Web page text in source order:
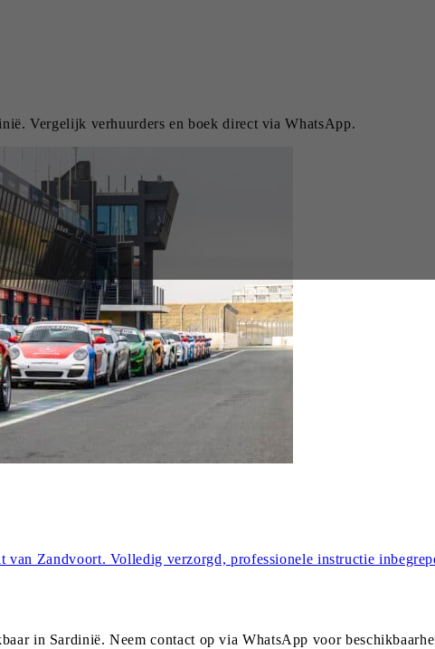
. Vergelijk verhuurders en boek direct via WhatsApp.
Zandvoort. Volledig verzorgd, professionele instructie
in Sardinië. Neem contact op via WhatsApp voor